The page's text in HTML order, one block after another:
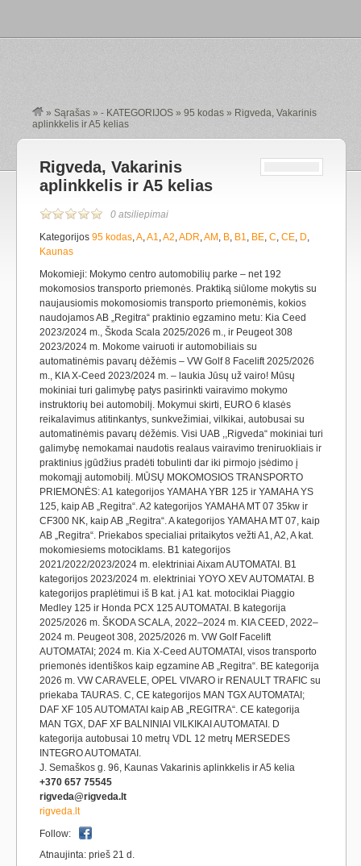
» Sąrašas » - KATEGORIJOS » 95 kodas » Rigveda, Vakarinis
aplinkkelis ir A5 kelias
Rigveda, Vakarinis
aplinkkelis ir A5 kelias
0 atsiliepimai
Kategorijos 95 kodas,A,A1,A2,ADR,AM , B, B1, BE, C, CE, D,
Kaunas
Mokomieji: Mokymo centro automobilių parke – net 192
mokomosios transporto priemonės. Praktiką siūlome mokytis su
naujausiomis mokomosiomis transporto priemonėmis, kokios
naudojamos AB „Regitra“ praktinio egzamino metu: Kia Ceed
2023/2024 m., Škoda Scala 2025/2026 m., ir Peugeot 308
2023/2024 m. Mokome vairuoti ir automobiliais su
automatinėmis pavarų dėžėmis – VW Golf 8 Facelift 2025/2026
m., KIA X-Ceed 2023/2024 m. – laukia Jūsų už vairo! Mūsų
mokiniai turi galimybę patys pasirinkti vairavimo mokymo
instruktorių bei automobilį. Mokymui skirti, EURO 6 klasės
reikalavimus atitinkantys, sunkvežimiai, vilkikai, autobusai su
automatinėmis pavarų dėžėmis. Visi UAB ,,Rigveda“ mokiniai turi
galimybę nemokamai naudotis realaus vairavimo treniruokliais ir
praktinius įgūdžius pradėti tobulinti dar iki pirmojo įsėdimo į
mokomąjį automobilį. MŪSŲ MOKOMOSIOS TRANSPORTO
PRIEMONĖS: A1 kategorijos YAMAHA YBR 125 ir YAMAHA YS
125, kaip AB „Regitra“. A2 kategorijos YAMAHA MT 07 35kw ir
CF300 NK, kaip AB „Regitra“. A kategorijos YAMAHA MT 07, kaip
AB „Regitra“. Priekabos specialiai pritaikytos vežti A1, A2, A kat.
mokomiesiems motociklams. B1 kategorijos
2021/2022/2023/2024 m. elektriniai Aixam AUTOMATAI. B1
kategorijos 2023/2024 m. elektriniai YOYO XEV AUTOMATAI. B
kategorijos praplėtimui iš B kat. į A1 kat. motociklai Piaggio
Medley 125 ir Honda PCX 125 AUTOMATAI. B kategorija
2025/2026 m. ŠKODA SCALA, 2022–2024 m. KIA CEED, 2022–
2024 m. Peugeot 308, 2025/2026 m. VW Golf Facelift
AUTOMATAI; 2024 m. Kia X-Ceed AUTOMATAI, visos transporto
priemonės identiškos kaip egzamine AB „Regitra“. BE kategorija
2026 m. VW CARAVELE, OPEL VIVARO ir RENAULT TRAFIC su
priekaba TAURAS. C, CE kategorijos MAN TGX AUTOMATAI;
DAF XF 105 AUTOMATAI kaip AB „REGITRA“. CE kategorija
MAN TGX, DAF XF BALNINIAI VILKIKAI AUTOMATAI. D
kategorija autobusai 10 metrų VDL 12 metrų MERSEDES
INTEGRO AUTOMATAI.
J. Semaškos g. 96, Kaunas Vakarinis aplinkkelis ir A5 kelia
+370 657 75545
rigveda@rigveda.lt
rigveda.lt
Follow:
Atnaujinta: prieš 21 d.